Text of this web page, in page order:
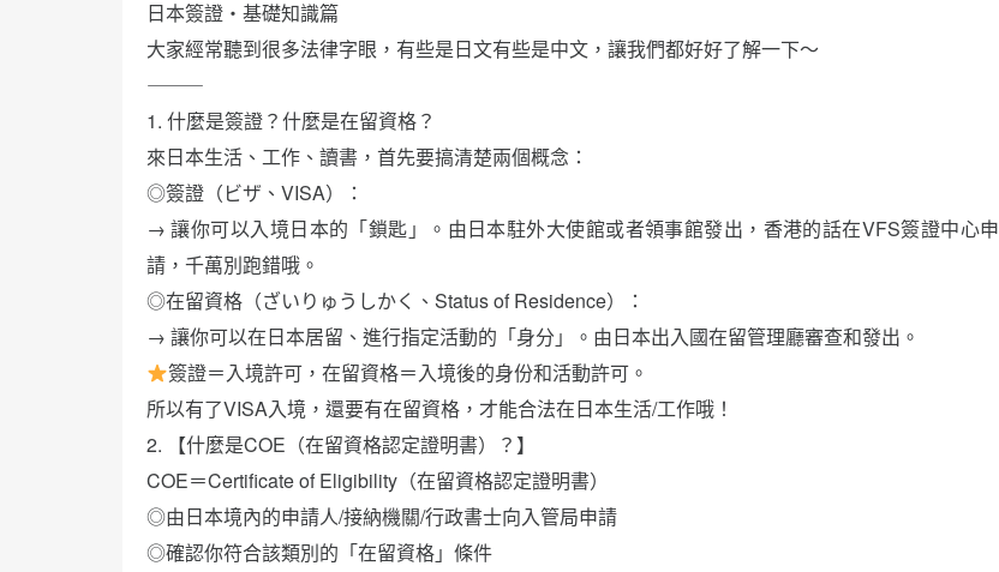
日本簽證・基礎知識篇
大家經常聽到很多法律字眼，有些是日文有些是中文，讓我們都好好了解一下～
⸻
1. 什麼是簽證？什麼是在留資格？
來日本生活、工作、讀書，首先要搞清楚兩個概念：
◎簽證（ビザ、VISA）：
→ 讓你可以入境日本的「鎖匙」。由日本駐外大使館或者領事館發出，香港的話在VFS簽證中心申
請，千萬別跑錯哦。
◎在留資格（ざいりゅうしかく、Status of Residence）：
→ 讓你可以在日本居留、進行指定活動的「身分」。由日本出入國在留管理廳審查和發出。
簽證＝入境許可，在留資格＝入境後的身份和活動許可。
所以有了VISA入境，還要有在留資格，才能合法在日本生活/工作哦！
2. 【什麼是COE（在留資格認定證明書）？】
COE＝Certificate of Eligibility（在留資格認定證明書）
◎由日本境內的申請人/接納機關/行政書士向入管局申請
◎確認你符合該類別的「在留資格」條件